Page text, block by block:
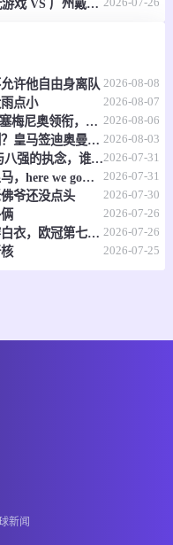
直播中
直播中
珀斯红星女足
07月25日 佛山西甲足球联赛第3轮 贪玩游戏 VS 广州戴拿模 全场录像
许他自由身离队 2026-08-08
点小 2026-08-07
曼城vs国米香港热身赛首发出炉：福登塞梅尼奥领衔，迪马尔科巴雷拉在列 2026-08-06
阿森纳报价严苛，唯独对维尼修斯破例？皇马签迪奥曼德，明摆着施压 2026-08-03
苏超第15周盐城VS南京，榜首的喘息与八强的执念，谁先破局？2026-07-31
罗马诺硬气回应德天空：迪奥曼德去皇马，here we go，别吵了！ 2026-07-31
爷还没点头 2026-07-30
2026-07-26
米兰新赛季客场球衣亮相，因扎吉再穿白衣，欧冠第七冠二十周年纪念 2026-07-26
2026-07-25
新闻